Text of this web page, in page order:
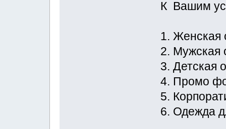
К Вашим
1. Женская
2. Мужская
3. Детская
4. Промо
5.
6. Одежда